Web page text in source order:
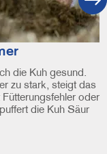
die Kuh gesund.
zu stark, steigt das
oder
die Kuh Säur